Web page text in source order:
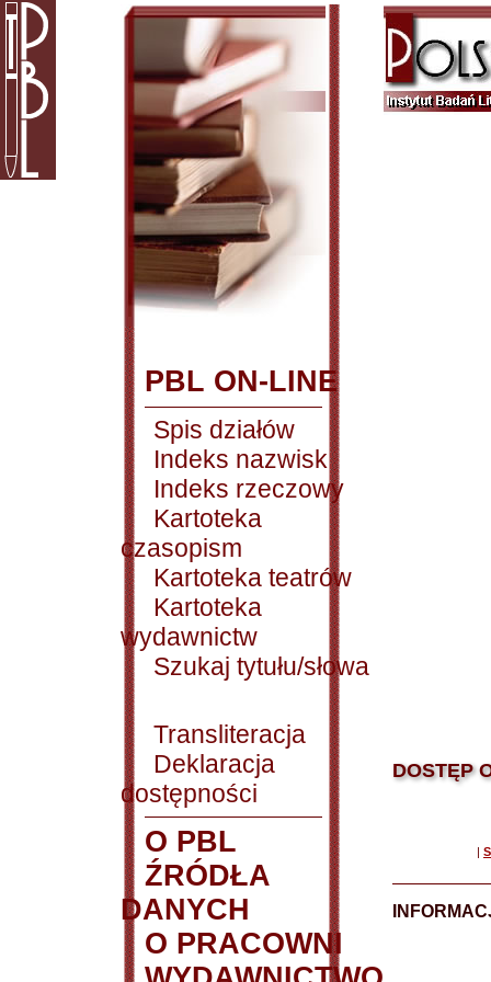
PBL ON-LINE
Spis działów
Indeks nazwisk
Indeks rzeczowy
Kartoteka
czasopism
Kartoteka teatrów
Kartoteka
wydawnictw
Szukaj tytułu/słowa
Transliteracja
Deklaracja
dostępności
O PBL
ŹRÓDŁA
DANYCH
O PRACOWNI
DOSTĘP
|